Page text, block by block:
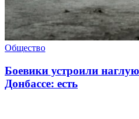
Общество
Боевики устроили
Донбассе: есть